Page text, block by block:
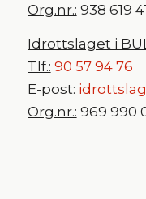
Org.nr.: 938 619
Idrottslaget i
Tlf.: 90 57 94 76
E-post:
Org.nr.: 969 990